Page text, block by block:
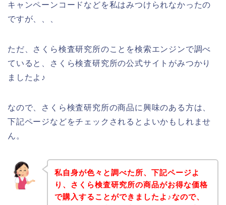
キャンペーンコードなどを私はみつけられなかったの
ですが、、、
ただ、さくら検査研究所のことを検索エンジンで調べ
ていると、さくら検査研究所の公式サイトがみつかり
ましたよ♪
なので、さくら検査研究所の商品に興味のある方は、
下記ページなどをチェックされるとよいかもしれませ
ん。
私自身が色々と調べた所、下記ページよ
り、さくら検査研究所の商品がお得な価格
で購入することができましたよ♪なので、